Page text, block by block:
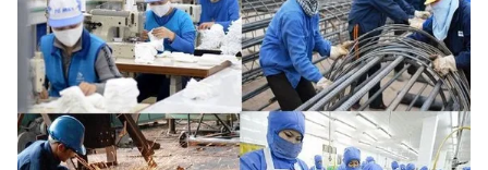
Y tế
Thế giới
Tin tức
Kinh tế